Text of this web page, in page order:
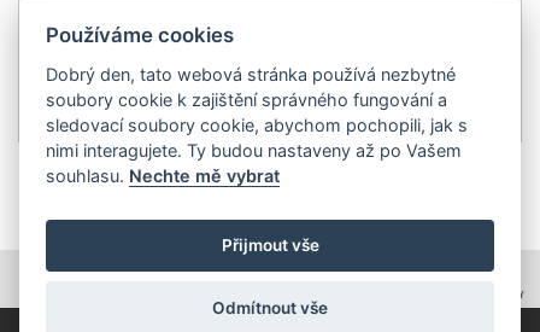
Detail
499Kč
bez DPH 412 Kč
1
TOPWEBY - webhosting, domény, tvorba www
Používáme cookies
Dobrý den, tato webová stránka používá nezbytné
soubory cookie k zajištění správného fungování a
sledovací soubory cookie, abychom pochopili, jak s
nimi interagujete. Ty budou nastaveny až po Vašem
souhlasu. Nechte mě vybrat
Přijmout vše
Odmítnout vše